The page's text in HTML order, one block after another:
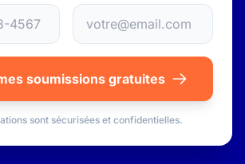
soumissions gratuites
sont sécurisées et confidentielles.